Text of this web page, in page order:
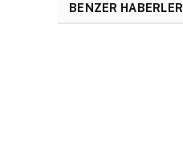
BENZER HABERLER